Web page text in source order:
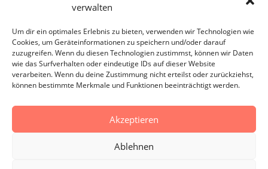
verwalten
Um dir ein optimales Erlebnis zu bieten, verwenden wir Technologien wie
Cookies, um Geräteinformationen zu speichern und/oder darauf
zuzugreifen. Wenn du diesen Technologien zustimmst, können wir Daten
wie das Surfverhalten oder eindeutige IDs auf dieser Website
verarbeiten. Wenn du deine Zustimmung nicht erteilst oder zurückziehst,
können bestimmte Merkmale und Funktionen beeinträchtigt werden.
Akzeptieren
Ablehnen
Verantwortlicher
Verantwortlicher i.S.d. § 18 Abs. 2 MStV:
Jürgen Zirbik, Eichenweg 53, 96149 Breitengüßbach
Impressum Datenschutzerklärung
AGB
Cookie-Richtlinie (EU)